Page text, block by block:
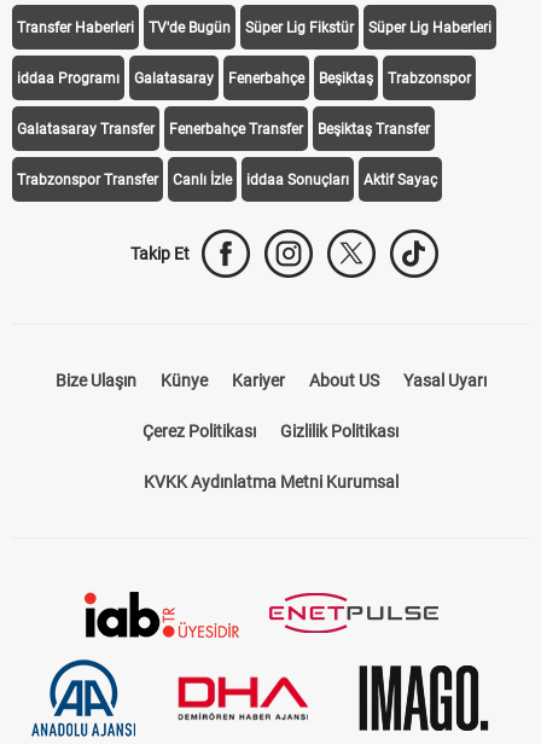
Transfer Haberleri TV'de Bugün Süper Lig Fikstür Süper Lig Haberleri
iddaa Programı Galatasaray Fenerbahçe Beşiktaş Trabzonspor
Galatasaray Transfer Fenerbahçe Transfer Beşiktaş Transfer
Trabzonspor Transfer Canlı İzle iddaa Sonuçları Aktif Sayaç
Takip Et
Bize Ulaşın Künye Kariyer About US Yasal Uyarı
Çerez Politikası Gizlilik Politikası
KVKK Aydınlatma Metni Kurumsal